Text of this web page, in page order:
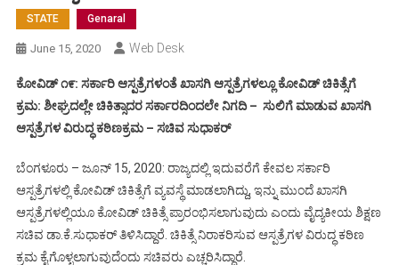
STATE Genaral
June 15, 2020 Web Desk
ಕೋವಿಡ್ ೧೯: ಸರ್ಕಾರಿ ಆಸ್ಪತ್ರೆಗಳಂತೆ ಖಾಸಗಿ ಆಸ್ಪತ್ರೆಗಳಲ್ಲೂ ಕೋವಿಡ್ ಚಿಕಿತ್ಸೆಗೆ
ಕ್ರಮ: ಶೀಘ್ರದಲ್ಲೇ ಚಿಕಿತ್ಸಾದರ ಸರ್ಕಾರದಿಂದಲೇ ನಿಗದಿ – ಸುಲಿಗೆ ಮಾಡುವ ಖಾಸಗಿ
ಆಸ್ಪತ್ರೆಗಳ ವಿರುದ್ಧ ಕಠಿಣಕ್ರಮ – ಸಚಿವ ಸುಧಾಕರ್
ಬೆಂಗಳೂರು – ಜೂನ್ 15, 2020: ರಾಜ್ಯದಲ್ಲಿ ಇದುವರೆಗೆ ಕೇವಲ ಸರ್ಕಾರಿ
ಆಸ್ಪತ್ರೆಗಳಲ್ಲಿ ಕೋವಿಡ್ ಚಿಕಿತ್ಸೆಗೆ ವ್ಯವಸ್ಥೆ ಮಾಡಲಾಗಿದ್ದು, ಇನ್ನು ಮುಂದೆ ಖಾಸಗಿ
ಆಸ್ಪತ್ರೆಗಳಲ್ಲಿಯೂ ಕೋವಿಡ್ ಚಿಕಿತ್ಸೆ ಪ್ರಾರಂಭಿಸಲಾಗುವುದು ಎಂದು ವೈದ್ಯಕೀಯ ಶಿಕ್ಷಣ
ಸಚಿವ ಡಾ.ಕೆ.ಸುಧಾಕರ್ ತಿಳಿಸಿದ್ದಾರೆ. ಚಿಕಿತ್ಸೆ ನಿರಾಕರಿಸುವ ಆಸ್ಪತ್ರೆಗಳ ವಿರುದ್ಧ ಕಠಿಣ
ಕ್ರಮ ಕೈಗೊಳ್ಳಲಾಗುವುದೆಂದು ಸಚಿವರು ಎಚ್ಚರಿಸಿದ್ದಾರೆ.